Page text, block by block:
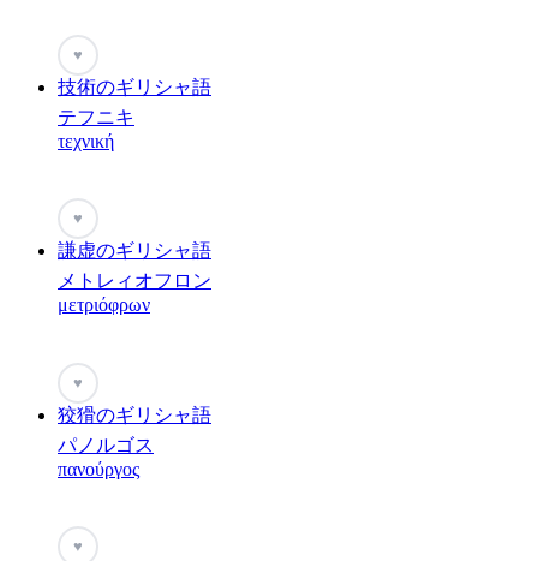
♥
技術のギリシャ語
テフニキ
τεχνική
♥
謙虚のギリシャ語
メトレィオフロン
μετριόφρων
♥
狡猾のギリシャ語
パノルゴス
πανούργος
♥